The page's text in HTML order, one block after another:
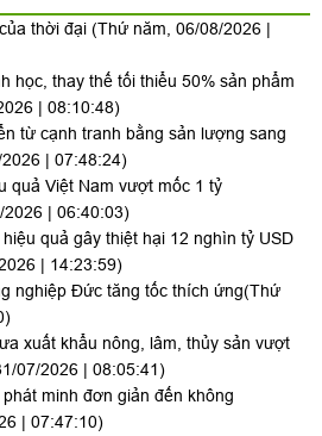
thời đại (Thứ năm, 06/08/2026 |
học, thay thế tối thiểu 50% sản phẩm
| 08:10:48)
từ cạnh tranh bằng sản lượng sang
| 07:48:24)
quả Việt Nam vượt mốc 1 tỷ
| 06:40:03)
quả gây thiệt hại 12 nghìn tỷ USD
| 14:23:59)
nghiệp Đức tăng tốc thích ứng(Thứ
xuất khẩu nông, lâm, thủy sản vượt
07/2026 | 08:05:41)
minh đơn giản đến không
| 07:47:10)